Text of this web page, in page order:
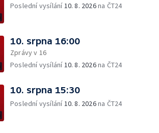
Poslední vysílání10. 8. 2026na ČT24
10. srpna 16:00
Zprávy v 16
Poslední vysílání10. 8. 2026na ČT24
10. srpna 15:30
Poslední vysílání10. 8. 2026na ČT24